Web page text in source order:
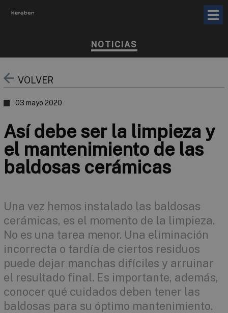
NOTICIAS
VOLVER
03 mayo 2020
Así debe ser la limpieza y
el mantenimiento de las
baldosas cerámicas
Una vez hemos instalado las baldosas
cerámicas, es el momento de la limpieza.
No es una tarea menor. Una eliminación
incorrecta o tardía de ciertos residuos
puede dejar manchas difíciles y arruinar
el resultado final. Es importante, además,
conocer qué cuidados deben tener las
baldosas para su óptimo mantenimiento.